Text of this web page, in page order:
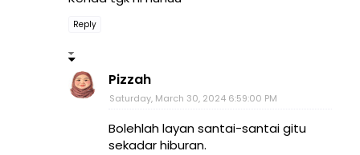
Reply
Pizzah
Saturday, March 30, 2024 6:59:00 PM
Bolehlah layan santai-santai gitu
sekadar hiburan.